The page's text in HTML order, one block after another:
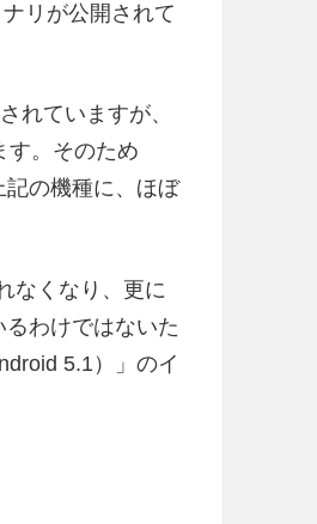
リが公開されて
れていますが、
す。そのため
記の機種に、ほぼ
なくなり、更に
わけではないた
5.1）」のイ